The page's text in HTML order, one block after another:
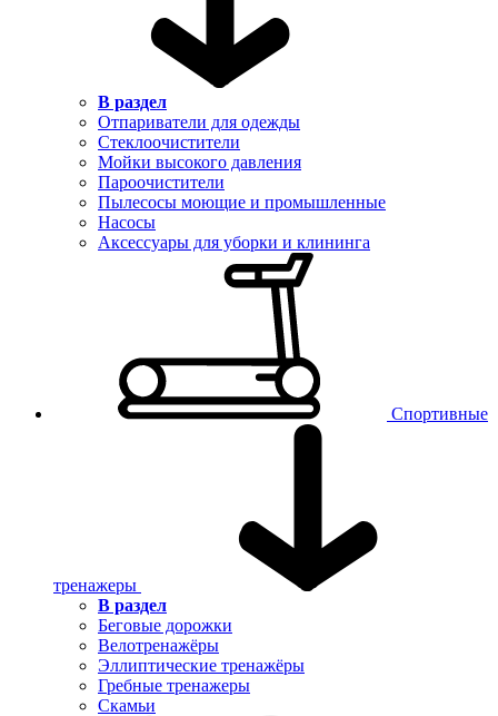
В раздел
Отпариватели для одежды
Стеклоочистители
Мойки высокого давления
Пароочистители
Пылесосы моющие и промышленные
Насосы
Аксессуары для уборки и клининга
Спортивные
тренажеры
В раздел
Беговые дорожки
Велотренажёры
Эллиптические тренажёры
Гребные тренажеры
Скамьи